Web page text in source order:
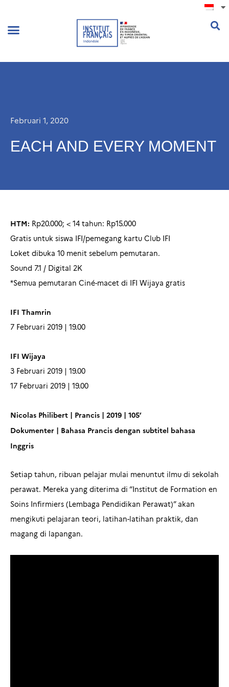
Februari 1, 2020
EACH AND EVERY MOMENT
HTM: Rp20.000; < 14 tahun: Rp15.000
Gratis untuk siswa IFI/pemegang kartu Club IFI
Loket dibuka 10 menit sebelum pemutaran.
Sound 7.1 / Digital 2K
*Semua pemutaran Ciné-macet di IFI Wijaya gratis
IFI Thamrin
7 Februari 2019 | 19.00
IFI Wijaya
3 Februari 2019 | 19.00
17 Februari 2019 | 19.00
Nicolas Philibert | Prancis | 2019 | 105’
Dokumenter | Bahasa Prancis dengan subtitel bahasa
Inggris
Setiap tahun, ribuan pelajar mulai menuntut ilmu di sekolah
perawat. Mereka yang diterima di “Institut de Formation en
Soins Infirmiers (Lembaga Pendidikan Perawat)” akan
mengikuti pelajaran teori, latihan-latihan praktik, dan
magang di lapangan.